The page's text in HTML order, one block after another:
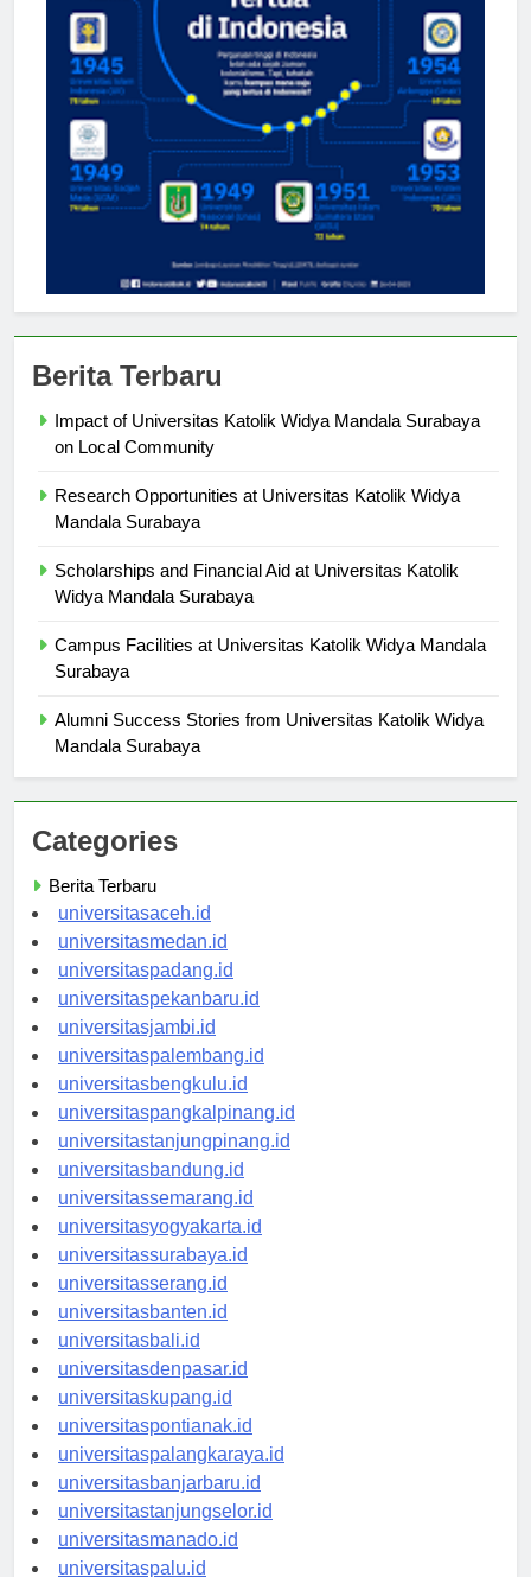
Berita Terbaru
Impact of Universitas Katolik Widya Mandala Surabaya
Research Opportunities at Universitas Katolik Widya
Scholarships and Financial Aid at Universitas Katolik
Campus Facilities at Universitas Katolik Widya Mandala
Alumni Success Stories from Universitas Katolik Widya
Categories
Berita Terbaru
universitasaceh.id
universitasmedan.id
universitaspadang.id
universitaspekanbaru.id
universitasjambi.id
universitaspalembang.id
universitasbengkulu.id
universitaspangkalpinang.id
universitastanjungpinang.id
universitasbandung.id
universitassemarang.id
universitasyogyakarta.id
universitassurabaya.id
universitasserang.id
universitasbanten.id
universitasbali.id
universitasdenpasar.id
universitaskupang.id
universitaspontianak.id
universitaspalangkaraya.id
universitasbanjarbaru.id
universitastanjungselor.id
universitasmanado.id